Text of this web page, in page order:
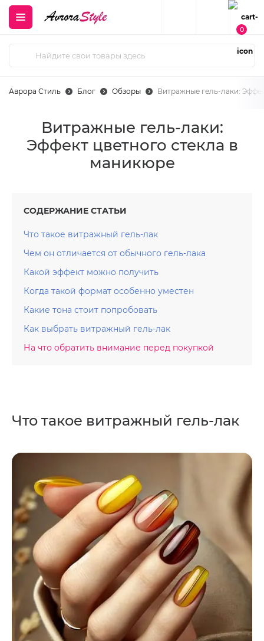
0
Аврора Стиль Блог Обзоры Витражные гель-лаки:
Витражные гель-лаки:
Эффект цветного стекла в
маникюре
СОДЕРЖАНИЕ СТАТЬИ
Что такое витражный гель-лак
Чем он отличается от обычного гель-лака
Какой эффект можно получить
Когда такой формат особенно уместен
Какие тона стоит попробовать
Как выбрать витражный гель-лак
На что обратить внимание перед покупкой
Что такое витражный гель-лак